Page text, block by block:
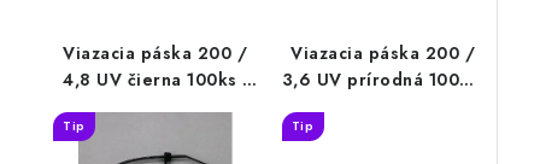
Viazacia páska 200 /
4,8 UV čierna 100ks -
T4201UV
Tip
Viazacia páska 200 /
3,6 UV prírodná 100ks-
Tip